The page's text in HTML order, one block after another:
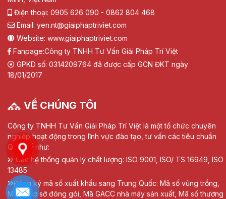
Điện thoại: 0905 626 090 - 0862 804 468
Email: yen.nt@giaiphaptriviet.com
Website: www.giaiphaptriviet.com
Fanpage:Công ty TNHH Tư Vấn Giải Pháp Trí Việt
GPKD số: 0314209764 đã được cấp GCN ĐKT ngày
18/01/2017
VỀ CHÚNG TÔI
Công ty TNHH Tư Vấn Giải Pháp Trí Việt là một tổ chức chuyên
nghiệp hoạt động trong lĩnh vực đào tạo, tư vấn các tiêu chuẩn
Quốc tế như:
Các hệ thống quản lý chất lượng: ISO 9001, ISO/ TS 16949, ISO
13485
Đăng ký mã số xuất khẩu sang Trung Quốc: Mã số vùng trồng,
Mã số cơ sở đóng gói, Mã GACC nhà máy sản xuất, Mã số thương